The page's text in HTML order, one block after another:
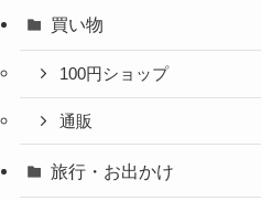
買い物
100円ショップ
通販
旅行・お出かけ